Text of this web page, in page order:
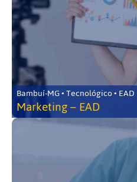
Bambuí-MG • Tecnológico • EAD
Marketing – EAD